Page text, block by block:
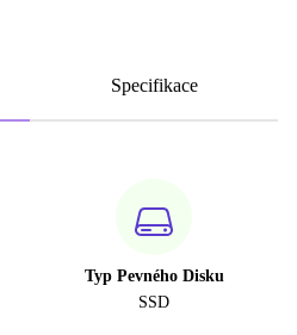
Specifikace
Typ Pevného Disku
SSD